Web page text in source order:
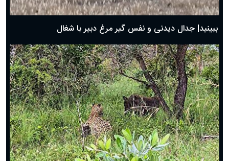
بهترین پیامک تبریک روز پدر ۱۴۰۴؛ جملات زیبا و صمیمانه
ببینید| جدال دیدنی و نفس گیر مرغ دبیر با شغال